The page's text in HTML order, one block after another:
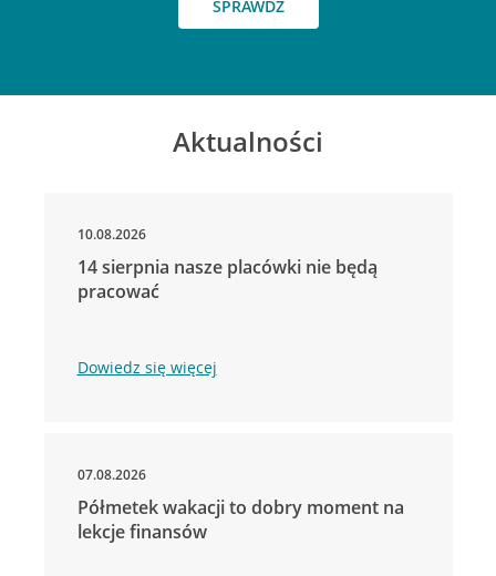
SPRAWDŹ
Aktualności
10.08.2026
14 sierpnia nasze placówki nie będą
pracować
Dowiedz się więcej
07.08.2026
Półmetek wakacji to dobry moment na
lekcje finansów